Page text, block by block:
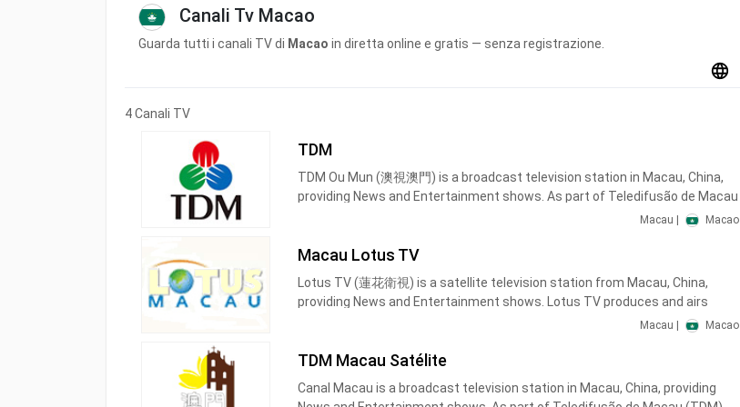
Canali Tv Macao
Guarda tutti i canali TV di Macao in diretta online e gratis — senza registrazione.
4 Canali TV
TDM
TDM Ou Mun (澳視澳門) is a broadcast television station in Macau, China,
providing News and Entertainment shows. As part of Teledifusão de Macau
(TDM), TDM Ou Mun produces and airs Portuguese language newscasts as
A., is the first broadcasting channel in Macau It is free-to-air, and in the
Cantonese language. It is mainly focused on local news and informative
programs such as "TDM News", "Macau Forum"and "Financial Magazine"
Macau | Macao
Macau Lotus TV
Lotus TV (蓮花衛視) is a satellite television station from Macau, China,
providing News and Entertainment shows. Lotus TV produces and airs
newscasts, financial and economic information, and entertainment TV
Macau | Macao
TDM Macau Satélite
Canal Macau is a broadcast television station in Macau, China, providing